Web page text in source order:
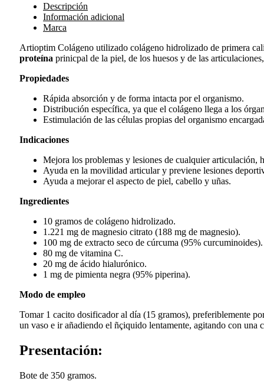
Descripción
Información adicional
Marca
Artioptim Colágeno utilizado colágeno hidrolizado de primera
proteína prinicpal de la piel, de los huesos y de las
Propiedades
Rápida absorción y de forma intacta por el organismo.
Distribución específica, ya que el colágeno llega a los
Estimulación de las células propias del organismo
Indicaciones
Mejora los problemas y lesiones de cualquier articulación,
Ayuda en la movilidad articular y previene lesiones
Ayuda a mejorar el aspecto de piel, cabello y uñas.
Ingredientes
10 gramos de colágeno hidrolizado.
1.221 mg de magnesio citrato (188 mg de magnesio).
100 mg de extracto seco de cúrcuma (95% curcuminoides).
80 mg de vitamina C.
20 mg de ácido hialurónico.
1 mg de pimienta negra (95% piperina).
Modo de empleo
Tomar 1 cacito dosificador al día (15 gramos), preferiblemente
un vaso e ir añadiendo el ñçiquido lentamente, agitando con una
Presentación:
Bote de 350 gramos.